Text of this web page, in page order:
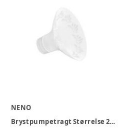
NENO
Brystpumpetragt Størrelse 24 (19-22 mm)